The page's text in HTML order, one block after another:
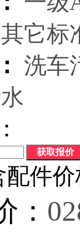
其它标
洗车
配件
：